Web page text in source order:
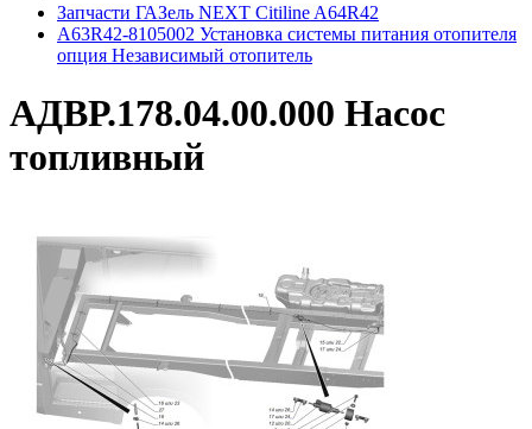
Запчасти ГАЗель NEXT Citiline A64R42
A63R42-8105002 Установка системы питания отопителя
опция Независимый отопитель
АДВР.178.04.00.000 Насос
топливный